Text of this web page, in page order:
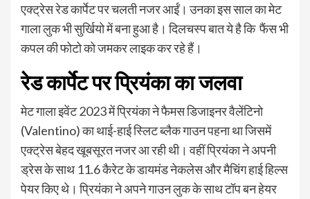
एक्ट्रेस रेड कार्पेट पर चलती नजर आईं। उनका इस साल का मेट
गाला लुक भी सुर्खियो में बना हुआ है। दिलचस्प बात ये है कि फैंस भी
कपल की फोटो को जमकर लाइक कर रहे हैं।
रेड कार्पेट पर प्रियंका का जलवा
मेट गाला इवेंट 2023 में प्रियंका ने फैमस डिजाइनर वैलेंटिनो
(Valentino) का थाई-हाई स्लिट ब्लैक गाउन पहना था जिसमें
एक्ट्रेस बेहद खूबसूरत नजर आ रही थी। वहीं प्रियंका ने अपनी
ड्रेस के साथ 11.6 कैरेट के डायमंड नेकलेस और मैचिंग हाई हिल्स
पेयर किए थे। प्रियंका ने अपने गाउन लुक के साथ टॉप बन हेयर